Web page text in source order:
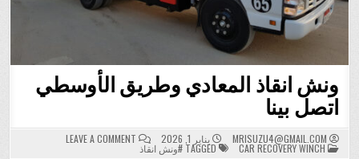
ونش انقاذ المعادي وطريق الأوسطي
اتصل بينا
MRISUZU4@GMAIL.COM يناير 1, 2026 LEAVE A COMMENT
ON
ونش POSTED
CAR RECOVERY WINCH #ونش انقاذ